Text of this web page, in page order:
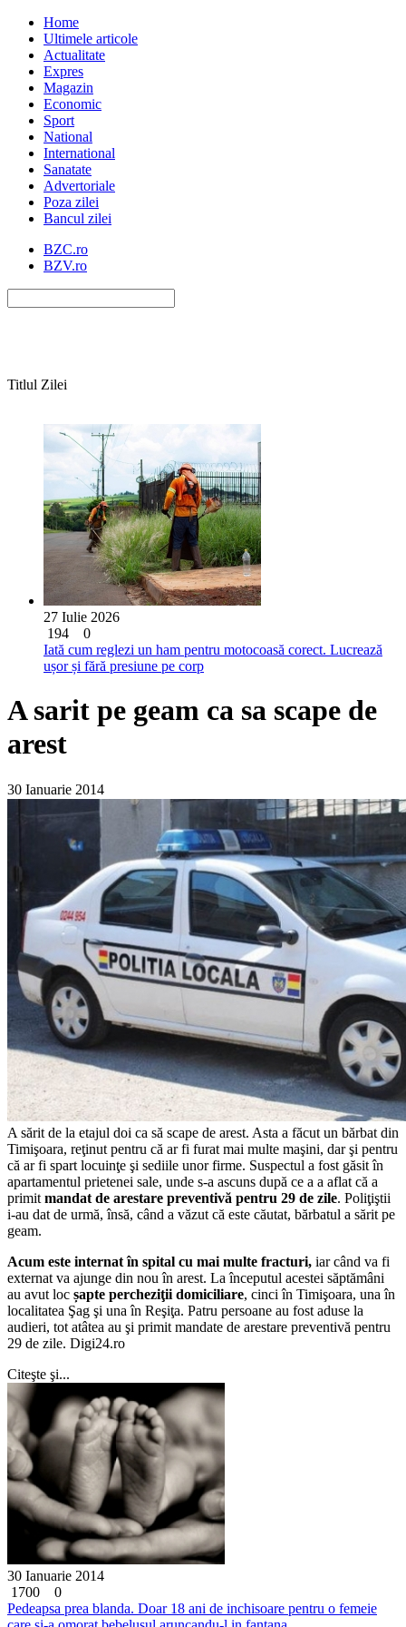
Home
Ultimele articole
Actualitate
Expres
Magazin
Economic
Sport
National
International
Sanatate
Advertoriale
Poza zilei
Bancul zilei
BZC.ro
BZV.ro
Titlul Zilei
27 Iulie 2026
194
0
Iată cum reglezi un ham pentru motocoasă corect. Lucrează
ușor și fără presiune pe corp
A sarit pe geam ca sa scape de
arest
30 Ianuarie 2014
A sărit de la etajul doi ca să scape de arest. Asta a făcut un bărbat din
Timişoara, reţinut pentru că ar fi furat mai multe maşini, dar şi pentru
că ar fi spart locuinţe şi sediile unor firme. Suspectul a fost găsit în
apartamentul prietenei sale, unde s-a ascuns după ce a a aflat că a
primit mandat de arestare preventivă pentru 29 de zile. Poliţiştii
i-au dat de urmă, însă, când a văzut că este căutat, bărbatul a sărit pe
geam.
Acum este internat în spital cu mai multe fracturi, iar când va fi
externat va ajunge din nou în arest. La începutul acestei săptămâni
au avut loc șapte percheziţii domiciliare, cinci în Timişoara, una în
localitatea Şag şi una în Reşiţa. Patru persoane au fost aduse la
audieri, tot atâtea au şi primit mandate de arestare preventivă pentru
29 de zile. Digi24.ro
Citeşte şi...
30 Ianuarie 2014
1700
0
Pedeapsa prea blanda. Doar 18 ani de inchisoare pentru o femeie